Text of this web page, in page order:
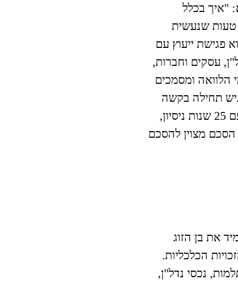
"איך בכלל
טעות שנעשית
פגישת ייעוץ עם
עסקים וחברות,
הלוואה ומסמכים
תחילה בקשה
כעורכת דין גירושין בתל אביב עם 25 שנות ניסיון,
הסכם מצוין להסכם
את בן הזוג
הכלכליות.
נכסי נדל"ן,